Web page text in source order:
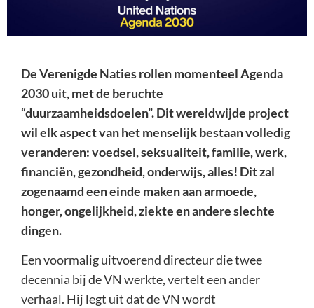
De Verenigde Naties rollen momenteel Agenda
2030 uit, met de beruchte
“duurzaamheidsdoelen”. Dit wereldwijde project
wil elk aspect van het menselijk bestaan volledig
veranderen: voedsel, seksualiteit, familie, werk,
financiën, gezondheid, onderwijs, alles! Dit zal
zogenaamd een einde maken aan armoede,
honger, ongelijkheid, ziekte en andere slechte
dingen.
Een voormalig uitvoerend directeur die twee
decennia bij de VN werkte, vertelt een ander
verhaal. Hij legt uit dat de VN wordt